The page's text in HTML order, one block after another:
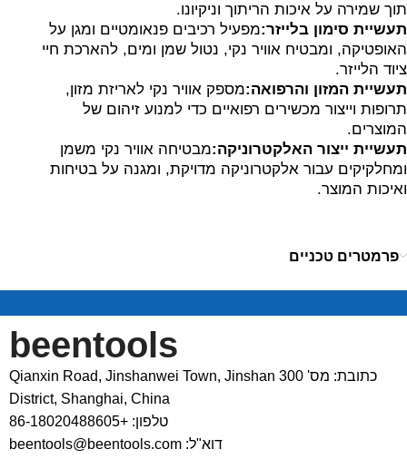
תוך שמירה על איכות הריתוך וניקיונו.
תעשיית סימון בלייזר:מפעיל רכיבים פנאומטיים ומגן על
האופטיקה, ומבטיח אוויר נקי, נטול שמן ומים, להארכת חיי
ציוד הלייזר.
תעשיית המזון והרפואה:מספק אוויר נקי לאריזת מזון,
תרופות וייצור מכשירים רפואיים כדי למנוע זיהום של
המוצרים.
תעשיית ייצור האלקטרוניקה:מבטיחה אוויר נקי משמן
ומחלקיקים עבור אלקטרוניקה מדויקת, ומגנה על בטיחות
ואיכות המוצר.
פרמטרים טכניים
beentools
כתובת: מס' 300 Qianxin Road, Jinshanwei Town, Jinshan
District, Shanghai, China
טלפון: +86-18020488605
דוא"ל: beentools@beentools.com